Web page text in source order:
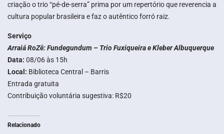
criação o trio “pé-de-serra” prima por um repertório que reverencia a
cultura popular brasileira e faz o autêntico forró raiz.
Serviço
Arraiá RoZê: Fundegundum – Trio Fuxiqueira e Kleber Albuquerque
Data: 08/06 às 15h
Local: Biblioteca Central – Barris
Entrada gratuita
Contribuição voluntária sugestiva: R$20
Relacionado